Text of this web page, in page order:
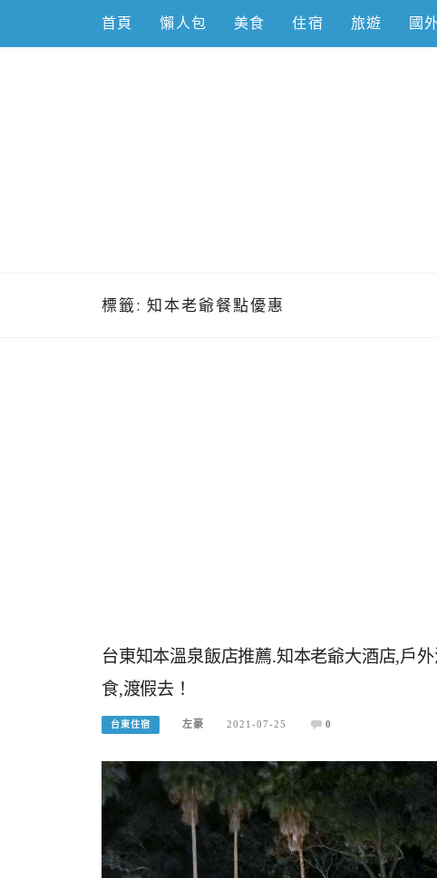
content
首頁 懶人包 美食 住宿 旅遊 國
標籤: 知本老爺餐點優惠
台東知本溫泉飯店推薦.知本老爺大酒店,戶
食,渡假去！
台東住宿 左豪 2021-07-25 0